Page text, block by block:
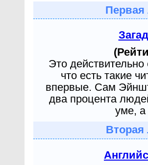
Первая
Это
что есть такие
впервые. Сам
два процента
уме, а
Вторая